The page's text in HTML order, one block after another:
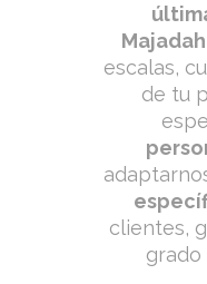
escalas,
de tu
clientes,
grado